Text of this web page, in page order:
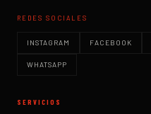
REDES SOCIALES
INSTAGRAM FACEBOOK
WHATSAPP
SERVICIOS